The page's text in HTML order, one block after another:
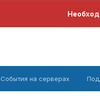
События на серверах